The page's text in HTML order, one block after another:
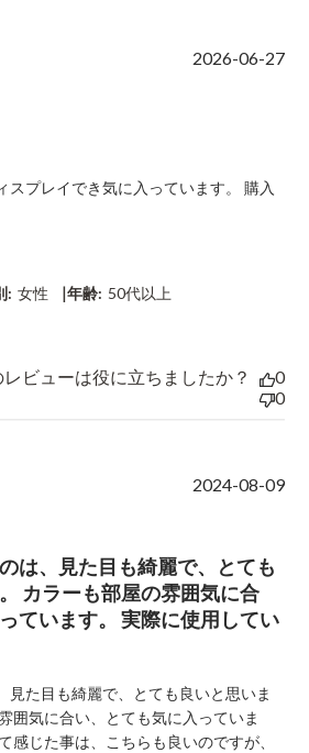
スプレイでき気に入っています。 購入
: 女性 |年齢: 50代以上
P
2026-06-27
レビューは役に立ちましたか？
0
0
は、見た目も綺麗で、とても
カラーも部屋の雰囲気に合
ています。 実際に使用してい
見た目も綺麗で、とても良いと思いま
囲気に合い、とても気に入っていま
感じた事は、こちらも良いのですが、
P
2024-08-09